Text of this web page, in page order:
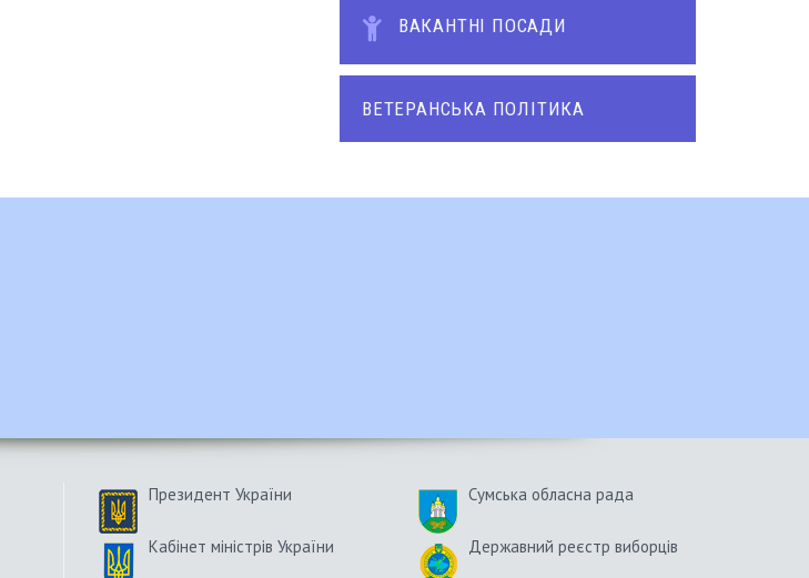
ВАКАНТНІ ПОСАДИ
ВЕТЕРАНСЬКА ПОЛІТИКА
Президент України Сумська обласна рада
Кабінет міністрів України Державний реєстр виборців